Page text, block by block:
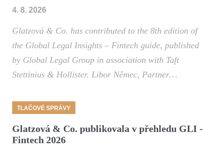
4. 8. 2026
Glatzová & Co. has contributed to the 8th edition of
the Global Legal Insights – Fintech guide, published
by Global Legal Group in association with Taft
Stettinius & Hollister. Libor Němec, Partner…
TLAČOVÉ SPRÁVY
Glatzová & Co. publikovala v přehledu GLI -
Fintech 2026